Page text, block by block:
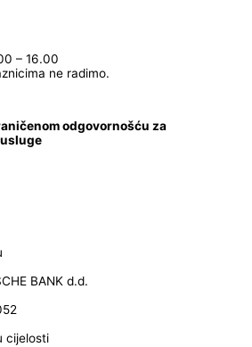
– 16.00
ne radimo.
odgovornošću za
BANK d.d.
cijelosti